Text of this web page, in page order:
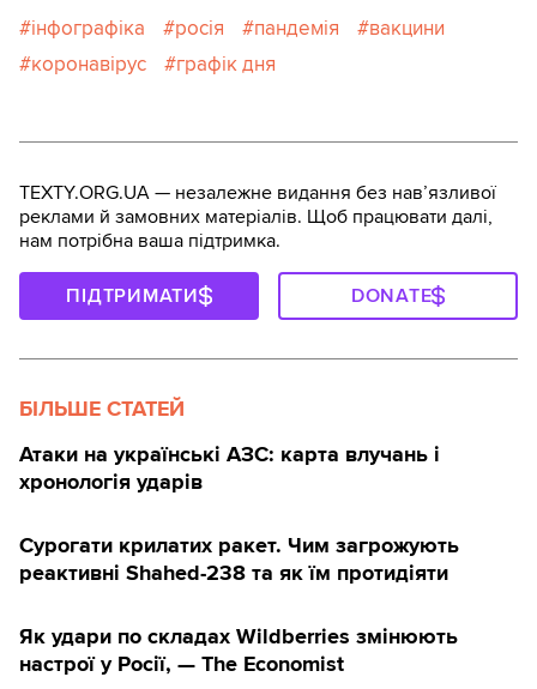
інфографіка росія пандемія
вакцини
коронавірус
графік дня
TEXTY.ORG.UA — незалежне видання без навʼязливої
реклами й замовних матеріалів. Щоб працювати далі,
нам потрібна ваша підтримка.
ПІДТРИМАТИ DONATE
БІЛЬШЕ СТАТЕЙ
Атаки на українські АЗС: карта влучань і
хронологія ударів
Сурогати крилатих ракет. Чим загрожують
реактивні Shahed-238 та як їм протидіяти
Як удари по складах Wildberries змінюють
настрої у Росії, — The Economist